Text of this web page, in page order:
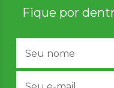
Fique por